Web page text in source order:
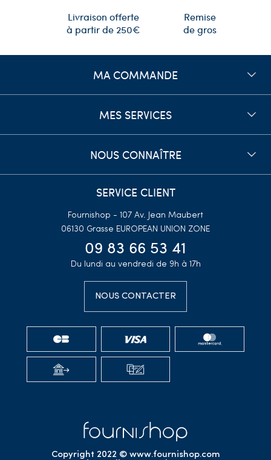
Livraison offerte
à partir de 250€
Remise
de gros
MA COMMANDE
MES SERVICES
NOUS CONNAÎTRE
SERVICE CLIENT
Fournishop - 107 Av. Jean Maubert
06130 Grasse EUROPEAN UNION ZONE
09 83 66 53 41
Du lundi au vendredi de 9h à 17h
NOUS CONTACTER
Copyright 2022 © www.fournishop.com